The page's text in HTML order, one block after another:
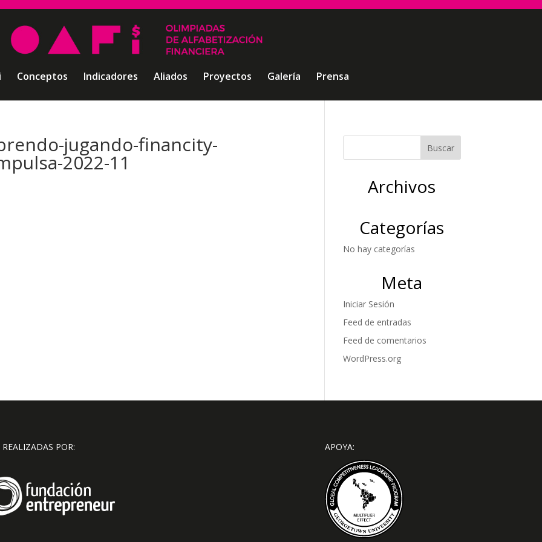
Conceptos Indicadores Aliados Proyectos Galería Prensa
jugando-financity-
2022-11
Archivos
Categorías
No hay categorías
Meta
Iniciar Sesión
Feed de entradas
Feed de comentarios
WordPress.org
POR: APOYA: